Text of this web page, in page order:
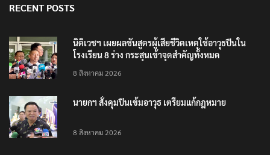
RECENT POSTS
นิติเวชฯ เผยผลชันสูตรผู้เสียชีวิตเหตุใช้อาวุธปืนใน
โรงเรียน 8 ร่าง กระสุนเข้าจุดสำคัญทั้งหมด
8 สิงหาคม 2026
นายกฯ สั่งคุมปืนเข้มอาวุธ เตรียมแก้กฎหมาย
8 สิงหาคม 2026